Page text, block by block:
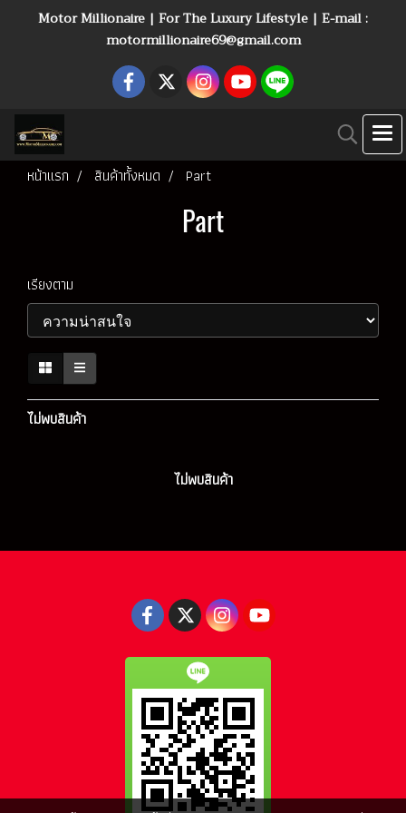
Motor Millionaire | For The Luxury Lifestyle | E-mail :
motormillionaire69@gmail.com
หน้าแรก สินค้าทั้งหมด Part
Part
เรียงตาม
ไม่พบสินค้า
ไม่พบสินค้า